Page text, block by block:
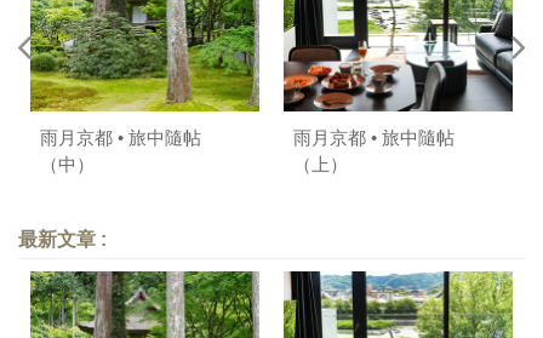
雨月京都 • 旅中隨帖
（中）
雨月京都 • 旅中隨帖
（上）
最新文章 :